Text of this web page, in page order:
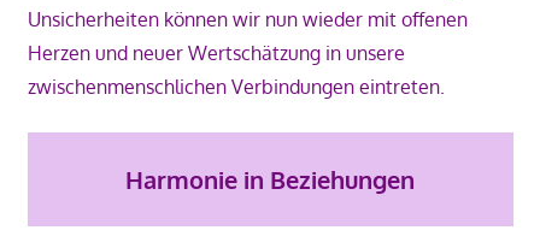
Unsicherheiten können wir nun wieder mit offenen
Herzen und neuer Wertschätzung in unsere
zwischenmenschlichen Verbindungen eintreten.
Harmonie in Beziehungen